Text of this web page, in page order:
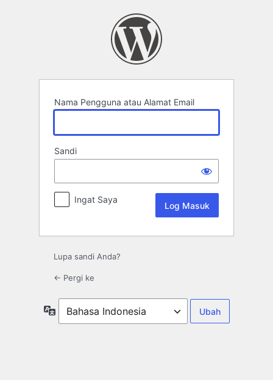
Nama Pengguna atau Alamat Email
Sandi
Ingat Saya
Lupa sandi Anda?
← Pergi ke
Bahasa